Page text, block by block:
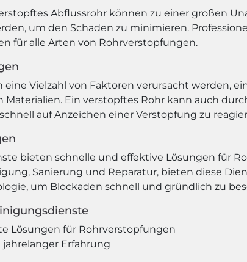
Abflussrohr können zu einer großen
um den Schaden zu minimieren.
für alle Arten von Rohrverstopfungen.
Vielzahl von Faktoren verursacht werden,
Materialien. Ein verstopftes Rohr kann auch
auf Anzeichen einer Verstopfung zu
bieten schnelle und effektive Lösungen für
Sanierung und Reparatur, bieten diese
um Blockaden schnell und gründlich zu
Lösungen für Rohrverstopfungen
Erfahrung